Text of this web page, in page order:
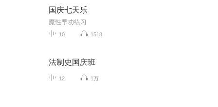
国庆七天乐
魔性早功练习
10 1518
法制史国庆班
12 1万